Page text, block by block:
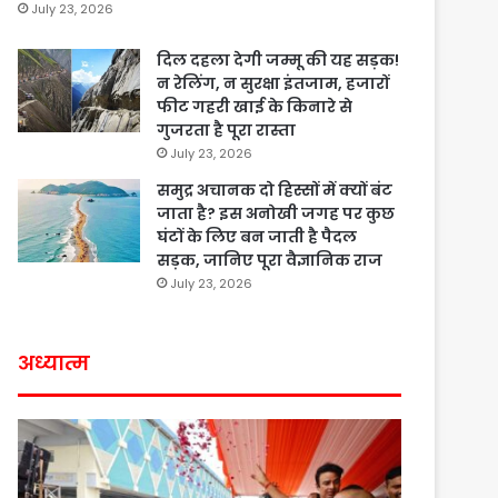
July 23, 2026
दिल दहला देगी जम्मू की यह सड़क!
न रेलिंग, न सुरक्षा इंतजाम, हजारों
फीट गहरी खाई के किनारे से
गुजरता है पूरा रास्ता
July 23, 2026
समुद्र अचानक दो हिस्सों में क्यों बंट
जाता है? इस अनोखी जगह पर कुछ
घंटों के लिए बन जाती है पैदल
सड़क, जानिए पूरा वैज्ञानिक राज
July 23, 2026
अध्यात्म